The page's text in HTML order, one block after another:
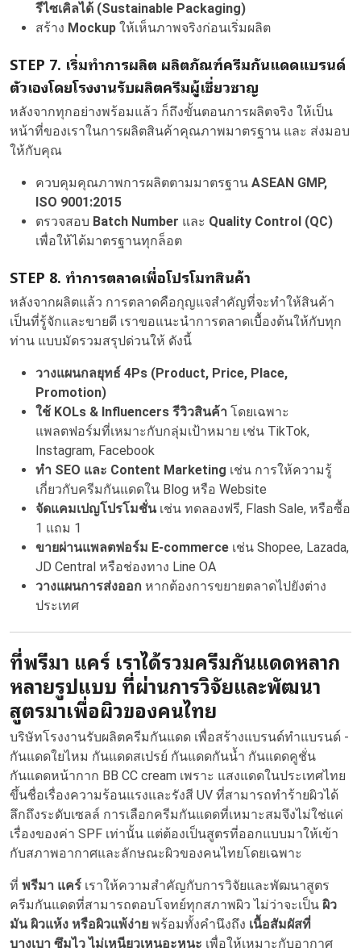
รีไซเคิลได้ (Sustainable Packaging)
สร้าง Mockup ให้เห็นภาพจริงก่อนเริ่มผลิต
STEP 7. เริ่มทำการผลิต ผลิตภัณฑ์ครีมกันแดดแบรนด์
ตัวเองโดยโรงงานรับผลิตครีมผู้เชี่ยวชาญ
หลังจากทุกอย่างพร้อมแล้ว ก็ถึงขั้นตอนการผลิตจริง ให้เป็น
หน้าที่ของเราในการผลิตสินค้าคุณภาพมาตรฐาน และ ส่งมอบ
ให้กับคุณ
ควบคุมคุณภาพการผลิตตามมาตรฐาน ASEAN GMP,
ISO 9001:2015
ตรวจสอบ Batch Number และ Quality Control (QC)
เพื่อให้ได้มาตรฐานทุกล็อต
STEP 8. ทำการตลาดเพื่อโปรโมทสินค้า
หลังจากผลิตแล้ว การตลาดคือกุญแจสำคัญที่จะทำให้สินค้า
เป็นที่รู้จักและขายดี เราขอแนะนำการตลาดเบื้องต้นให้กับทุก
ท่าน แบบมัดรวมสรุปด่วนให้ ดังนี้
วางแผนกลยุทธ์ 4Ps (Product, Price, Place,
Promotion)
ใช้ KOLs & Influencers รีวิวสินค้า โดยเฉพาะ
แพลตฟอร์มที่เหมาะกับกลุ่มเป้าหมาย เช่น TikTok,
Instagram, Facebook
ทำ SEO และ Content Marketing เช่น การให้ความรู้
เกี่ยวกับครีมกันแดดใน Blog หรือ Website
จัดแคมเปญโปรโมชั่นเช่น ทดลองฟรี, Flash Sale, หรือซื้อ
1 แถม 1
ขายผ่านแพลตฟอร์ม E-commerce เช่น Shopee, Lazada,
JD Central หรือช่องทาง Line OA
วางแผนการส่งออก หากต้องการขยายตลาดไปยังต่าง
ประเทศ
ที่พรีมา แคร์ เราได้รวมครีมกันแดดหลาก
หลายรูปแบบ ที่ผ่านการวิจัยและพัฒนา
สูตรมาเพื่อผิวของคนไทย
บริษัทโรงงานรับผลิตครีมกันแดด เพื่อสร้างแบรนด์ทำแบรนด์ -
กันแดดใยไหม กันแดดสเปรย์ กันแดดกันน้ำ กันแดดคูชั่น
กันแดดหน้ากาก BB CC cream เพราะ แสงแดดในประเทศไทย
ขึ้นชื่อเรื่องความร้อนแรงและรังสี UV ที่สามารถทำร้ายผิวได้
ลึกถึงระดับเซลล์ การเลือกครีมกันแดดที่เหมาะสมจึงไม่ใช่แค่
เรื่องของค่า SPF เท่านั้น แต่ต้องเป็นสูตรที่ออกแบบมาให้เข้า
กับสภาพอากาศและลักษณะผิวของคนไทยโดยเฉพาะ
ที่ พรีมา แคร์ เราให้ความสำคัญกับการวิจัยและพัฒนาสูตร
ครีมกันแดดที่สามารถตอบโจทย์ทุกสภาพผิว ไม่ว่าจะเป็น ผิว
มัน ผิวแห้ง หรือผิวแพ้ง่าย พร้อมทั้งคำนึงถึง เนื้อสัมผัสที่
บางเบา ซึมไว ไม่เหนียวเหนอะหนะ เพื่อให้เหมาะกับอากาศ